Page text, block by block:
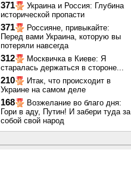
371
Украина и Россия: Глубина
исторической пропасти
371
Россияне, привыкайте:
Перед вами Украина, которую вы
потеряли навсегда
312
Москвичка в Киеве: Я
старалась держаться в стороне...
210
Итак, что происходит в
Украине на самом деле
168
Возжелание во благо дня:
Гори в аду, Путин! И забери туда за
собой свой народ